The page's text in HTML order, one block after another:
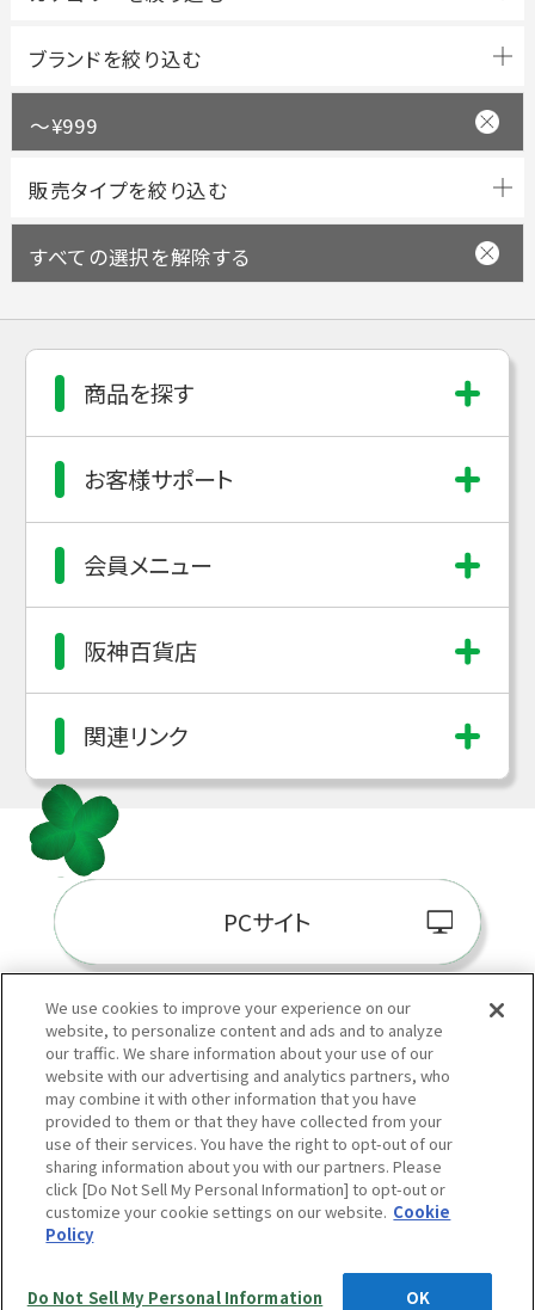
ブランドを絞り込む
～¥999
すべての選択を解除する
商品を探す
お客様サポート
会員メニュー
阪神百貨店
関連リンク
PCサイト
阪神百貨店E-
当サイトの表示価格は個別に税込・税抜等の記載がない場合は「税込価格」です。
We use cookies to improve your experience on our
website, to personalize content and ads and to analyze
our traffic. We share information about your use of our
website with our advertising and analytics partners, who
may combine it with other information that you have
provided to them or that they have collected from your
use of their services. You have the right to opt-out of our
sharing information about you with our partners. Please
click [Do Not Sell My Personal Information] to opt-out or
customize your cookie settings on our website. Cookie
Policy
Do Not Sell My Personal Information OK